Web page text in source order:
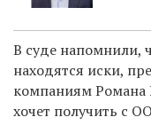
В суде напомнили,
находятся иски,
компаниям Романа
хочет получить с